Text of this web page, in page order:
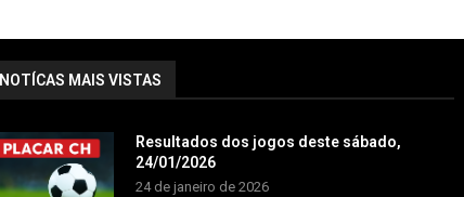
NOTÍCAS MAIS VISTAS
Resultados dos jogos deste sábado,
24/01/2026
24 de janeiro de 2026